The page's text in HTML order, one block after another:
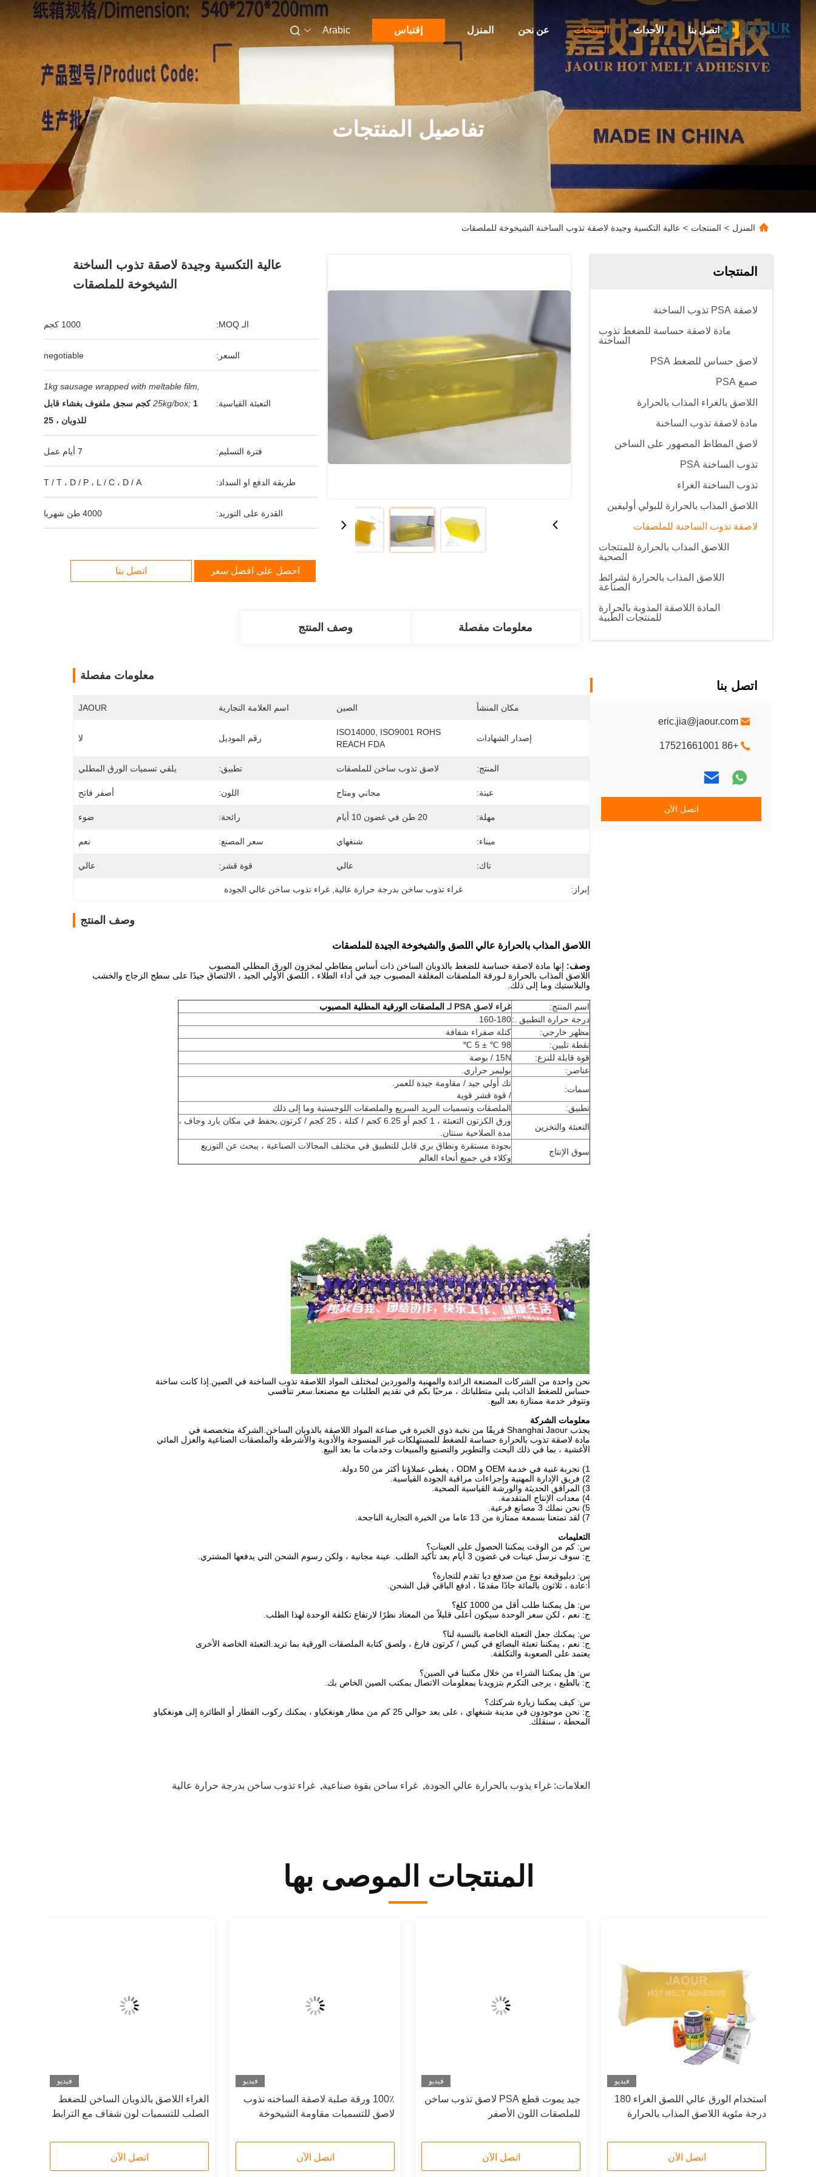
المنزل عن نحن المنتجات الأحداث اتصل بنا إقتباس Arabic
تفاصيل المنتجات
المنزل > المنتجات > عالية التكسية وجيدة لاصقة تذوب الساخنة الشيخوخة للملصقات
المنتجات
لاصقة PSA تذوب الساخنة
مادة لاصقة حساسة للضغط تذوب
الساخنة
لاصق حساس للضغط PSA
صمغ PSA
اللاصق بالغراء المذاب بالحرارة
مادة لاصقة تذوب الساخنة
لاصق المطاط المصهور على الساخن
تذوب الساخنة PSA
تذوب الساخنة الغراء
اللاصق المذاب بالحرارة للبولي أوليفين
لاصقة تذوب الساخنة للملصقات
اللاصق المذاب بالحرارة للمنتجات
الصحية
اللاصق المذاب بالحرارة لشرائط
الصناعة
المادة اللاصقة المذوبة بالحرارة
للمنتجات الطبية
اتصل بنا
eric.jia@jaour.com
+86 17521661001
اتصل الآن
عالية التكسية وجيدة لاصقة تذوب الساخنة
الشيخوخة للملصقات
الـ MOQ: 1000 كجم
السعر: negotiable
التعبئة القياسية:
1kg sausage wrapped with meltable film,
25kg/box;1 كجم سجق ملفوف بغشاء قابل
للذوبان ، 25
فترة التسليم: 7 أيام عمل
طريقة الدفع او السداد: T / T ، D / P ، L / C ، D / A
القدرة على التوريد: 4000 طن شهريا
احصل على افضل سعر اتصل بنا
معلومات مفصلة وصف المنتج
معلومات مفصلة
مكان المنشأ الصين اسم العلامة التجارية JAOUR
إصدار الشهادات
ISO14000, ISO9001 ROHS
REACH FDA
رقم الموديل لا
المنتج: لاصق تذوب ساخن للملصقات تطبيق: يلقي تسميات الورق المطلي
عينة: مجاني ومتاح اللون: أصفر فاتح
مهلة: 20 طن في غضون 10 أيام رائحة: ضوء
ميناء: شنغهاي سعر المصنع: نعم
تاك: عالي قوة قشر: عالي
إبراز: غراء تذوب ساخن بدرجة حرارة عالية , غراء تذوب ساخن عالي الجودة
وصف المنتج
اللاصق المذاب بالحرارة عالي اللصق والشيخوخة الجيدة للملصقات
وصف: إنها مادة لاصقة حساسة للضغط بالذوبان الساخن ذات أساس مطاطي لمخزون الورق المطلي المصبوب
اللاصق المذاب بالحرارة لـورقة الملصقات المغلفة المصبوب جيد في أداء الطلاء ، اللصق الأولي الجيد ، الالتصاق جيدًا على سطح الزجاج والخشب
والبلاستيك وما إلى ذلك.
اسم المنتج: غراء لاصق PSA لـ
الملصقات الورقية المطلية المصبوب
درجة حرارة التطبيق .:160-180
مظهر خارجي:
كتلة صفراء شفافة
نقطة تليين:
98 ℃ ± 5 ℃
قوة قابلة للنزع:
15N / بوصة
عناصر:
بوليمر حراري.
سمات:
تك أولي جيد / مقاومة جيدة للعمر.
/ قوة قشر قوية
تطبيق:
الملصقات وتسميات البريد السريع والملصقات اللوجستية وما إلى ذلك
التعبئة والتخزين
ورق الكرتون التعبئة ، 1 كجم أو 6.25 كجم / كتلة ، 25 كجم / كرتون.يحفظ في مكان بارد وجاف ،
مدة الصلاحية سنتان.
سوق الإنتاج
بجودة مستقرة ونطاق بري قابل للتطبيق في مختلف المجالات الصناعية ، يبحث عن التوزيع
وكلاء في جميع أنحاء العالم
نحن واحدة من الشركات المصنعة الرائدة والمهنية والموردين لمختلف المواد اللاصقة تذوب الساخنة في الصين.إذا كانت ساخنة
حساس للضغط الذائب يلبي متطلباتك ، مرحبًا بكم في تقديم الطلبات مع مصنعنا.سعر تنافسى
وتتوفر خدمة ممتازة بعد البيع.
معلومات الشركة
يجذب Shanghai Jaour فريقًا من نخبة ذوي الخبرة في صناعة المواد اللاصقة بالذوبان الساخن.الشركة متخصصة في
مادة لاصقة تذوب بالحرارة حساسة للضغط للمستهلكات غير المنسوجة والأدوية والأشرطة والملصقات الصناعية والعزل المائي
الأغشية ، بما في ذلك البحث والتطوير والتصنيع والمبيعات وخدمات ما بعد البيع.
1) تجربة غنية في خدمة OEM و ODM ، يغطي عملاؤنا أكثر من 50 دولة.
2) فريق الإدارة المهنية وإجراءات مراقبة الجودة القياسية.
3) المرافق الحديثة والورشة القياسية الصحية.
4) معدات الإنتاج المتقدمة.
5) نحن نملك 3 مصانع فرعية.
7) لقد تمتعنا بسمعة ممتازة من 13 عاما من الخبرة التجارية الناجحة.
التعليمات
س: كم من الوقت يمكننا الحصول على العينات؟
ج: سوف نرسل عينات في غضون 3 أيام بعد تأكيد الطلب. عينة مجانية ، ولكن رسوم الشحن التي يدفعها المشتري.
س: دبليوقبعة نوع من صدفع ديا تقدم للتجارة؟
أ:عادة ، ثلاثون بالمائة جادًا مقدمًا ، ادفع الباقي قبل الشحن.
س: هل يمكننا طلب أقل من 1000 كلغ؟
ج: نعم ، لكن سعر الوحدة سيكون أعلى قليلاً من المعتاد نظرًا لارتفاع تكلفة الوحدة لهذا الطلب.
س: يمكنك جعل التعبئة الخاصة بالنسبة لنا؟
ج: نعم ، يمكننا تعبئة البضائع في كيس / كرتون فارغ ، ولصق كتابة الملصقات الورقية بما تريد.التعبئة الخاصة الأخرى
يعتمد على الصعوبة والتكلفة.
س: هل يمكننا الشراء من خلال مكتبنا في الصين؟
ج: بالطبع ، يرجى التكرم بتزويدنا بمعلومات الاتصال بمكتب الصين الخاص بك.
س: كيف يمكننا زيارة شركتك؟
ج: نحن موجودون في مدينة شنغهاي ، على بعد حوالي 25 كم من مطار هونغكياو ، يمكنك ركوب القطار أو الطائرة إلى هونغكياو
المحطة ، سنقلك.
العلامات: غراء يذوب بالحرارة عالي الجودة, غراء ساخن بقوة صناعية, غراء تذوب ساخن بدرجة حرارة عالية
المنتجات الموصى بها
فيديو
استخدام الورق عالي اللصق الغراء 180
درجة مئوية اللاصق المذاب بالحرارة
اتصل الآن
فيديو
جيد يموت قطع PSA لاصق تذوب ساخن
للملصقات اللون الأصفر
اتصل الآن
فيديو
100٪ ورقة صلبة لاصقة الساخنه نذوب
لاصق للتسميات مقاومة الشيخوخة
اتصل الآن
فيديو
الغراء اللاصق بالذوبان الساخن للضغط
الصلب للتسميات لون شفاف مع الترابط
اتصل الآن